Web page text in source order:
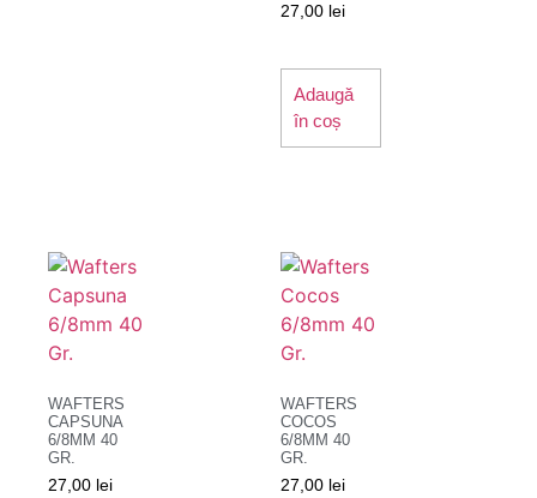
27,00 lei
Adaugă
în coș
WAFTERS
CAPSUNA
6/8MM 40
GR.
27,00 lei
WAFTERS
COCOS
6/8MM 40
GR.
27,00 lei